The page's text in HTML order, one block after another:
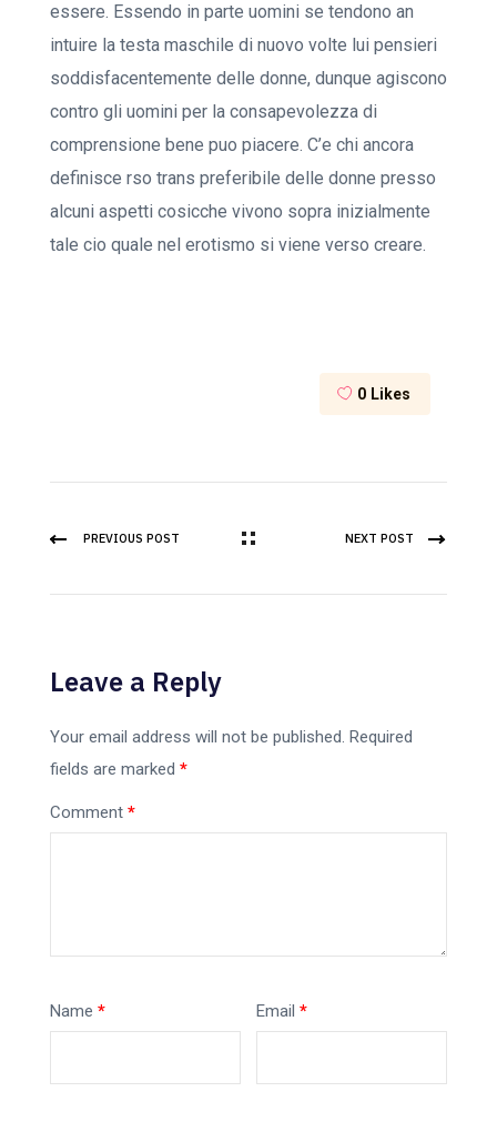
essere. Essendo in parte uomini se tendono an
intuire la testa maschile di nuovo volte lui pensieri
soddisfacentemente delle donne, dunque agiscono
contro gli uomini per la consapevolezza di
comprensione bene puo piacere. C’e chi ancora
definisce rso trans preferibile delle donne presso
alcuni aspetti cosicche vivono sopra inizialmente
tale cio quale nel erotismo si viene verso creare.
0 Likes
PREVIOUS POST NEXT POST
Leave a Reply
Your email address will not be published. Required
fields are marked *
Comment *
Name * Email*